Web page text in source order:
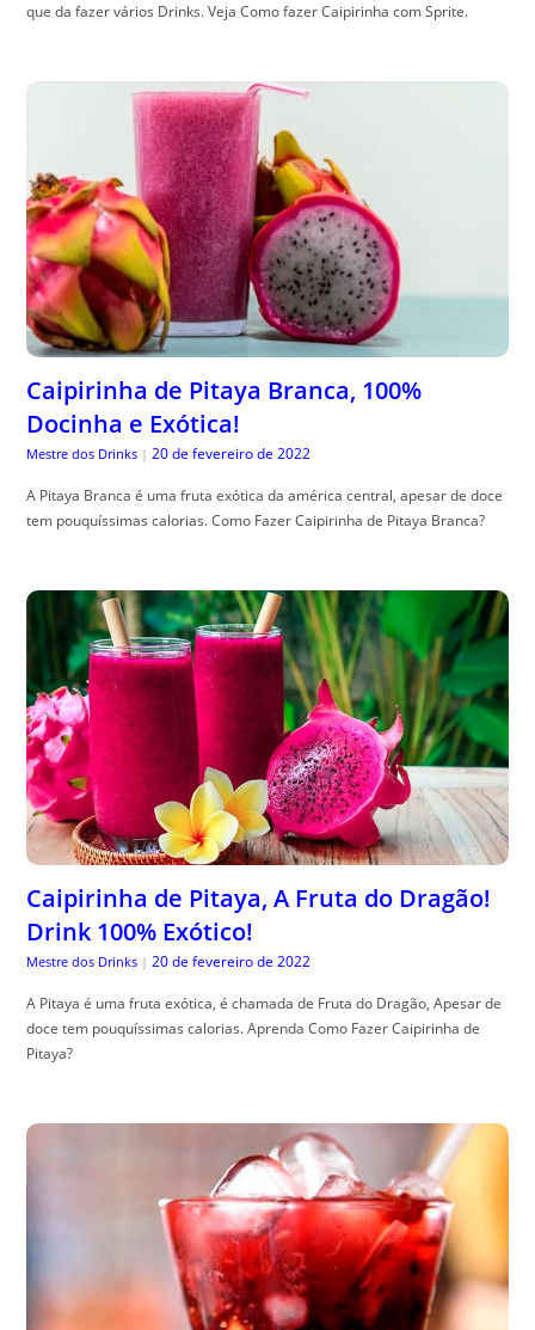
que da fazer vários Drinks. Veja Como fazer Caipirinha com Sprite.
Caipirinha de Pitaya Branca, 100%
Docinha e Exótica!
Mestre dos Drinks | 20 de fevereiro de 2022
A Pitaya Branca é uma fruta exótica da américa central, apesar de doce
tem pouquíssimas calorias. Como Fazer Caipirinha de Pitaya Branca?
Caipirinha de Pitaya, A Fruta do Dragão!
Drink 100% Exótico!
Mestre dos Drinks | 20 de fevereiro de 2022
A Pitaya é uma fruta exótica, é chamada de Fruta do Dragão, Apesar de
doce tem pouquíssimas calorias. Aprenda Como Fazer Caipirinha de
Pitaya?